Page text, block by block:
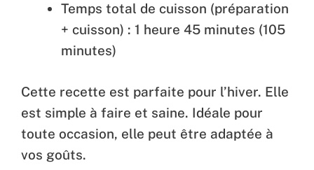
Temps total de cuisson (préparation
+ cuisson) : 1 heure 45 minutes (105
minutes)
Cette recette est parfaite pour l’hiver. Elle
est simple à faire et saine. Idéale pour
toute occasion, elle peut être adaptée à
vos goûts.